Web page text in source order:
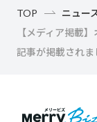
TOP
ニュー
【メディア掲載
記事が掲載され